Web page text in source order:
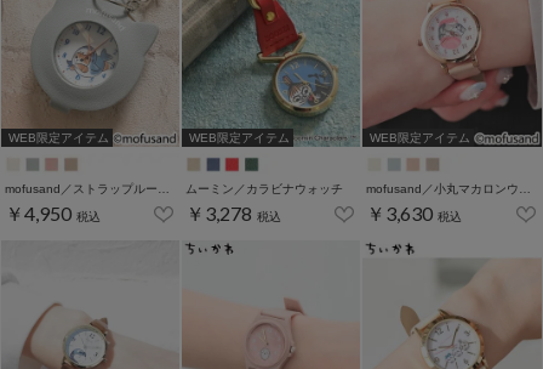
WEB限定アイテム
mofusand／ストラップルーペウォッチ
￥4,950 税込
WEB限定アイテム
ムーミン／カラビナウォッチ
￥3,278 税込
WEB限定アイテム
mofusand／小丸マカロンウォッチ
￥3,630 税込